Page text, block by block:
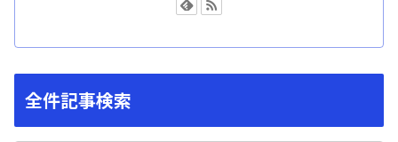
全件記事検索